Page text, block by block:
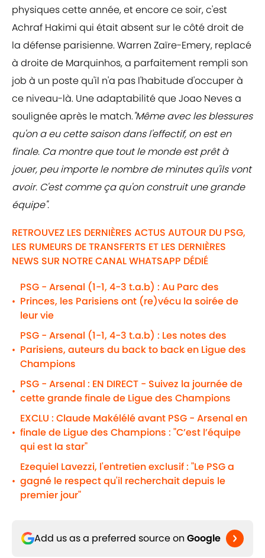
physiques cette année, et encore ce soir, c'est
Achraf Hakimi qui était absent sur le côté droit de
la défense parisienne. Warren Zaïre-Emery, replacé
à droite de Marquinhos, a parfaitement rempli son
job à un poste qu'il n'a pas l'habitude d'occuper à
ce niveau-là. Une adaptabilité que Joao Neves a
soulignée après le match."Même avec les blessures
qu'on a eu cette saison dans l'effectif, on est en
finale. Ca montre que tout le monde est prêt à
jouer, peu importe le nombre de minutes qu'ils vont
avoir. C'est comme ça qu'on construit une grande
équipe".
RETROUVEZ LES DERNIÈRES ACTUS AUTOUR DU PSG,
LES RUMEURS DE TRANSFERTS ET LES DERNIÈRES
NEWS SUR NOTRE CANAL WHATSAPP DÉDIÉ
•
PSG - Arsenal (1-1, 4-3 t.a.b) : Au Parc des
Princes, les Parisiens ont (re)vécu la soirée de
leur vie
•
PSG - Arsenal (1-1, 4-3 t.a.b) : Les notes des
Parisiens, auteurs du back to back en Ligue des
Champions
•
PSG - Arsenal : EN DIRECT - Suivez la journée de
cette grande finale de Ligue des Champions
•
EXCLU : Claude Makélélé avant PSG - Arsenal en
finale de Ligue des Champions : "C’est l’équipe
qui est la star"
•
Ezequiel Lavezzi, l'entretien exclusif : "Le PSG a
gagné le respect qu'il recherchait depuis le
premier jour"
Add us as a preferred source on Google